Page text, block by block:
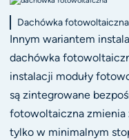
Dachówka
Innym wariantem
dachówka
instalacji moduły
są zintegrowane
fotowoltaiczna zmienia
tylko w minimalnym